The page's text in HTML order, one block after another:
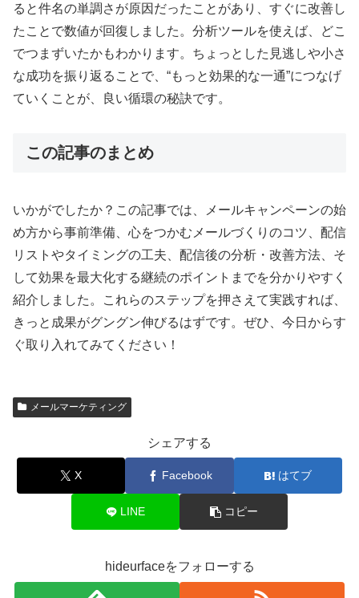
ると件名の単調さが原因だったことがあり、すぐに改善し
たことで数値が回復しました。分析ツールを使えば、どこ
でつまずいたかもわかります。ちょっとした見逃しや小さ
な成功を振り返ることで、“もっと効果的な一通”につなげ
ていくことが、良い循環の秘訣です。
この記事のまとめ
いかがでしたか？この記事では、メールキャンペーンの始
め方から事前準備、心をつかむメールづくりのコツ、配信
リストやタイミングの工夫、配信後の分析・改善方法、そ
して効果を最大化する継続のポイントまでを分かりやすく
紹介しました。これらのステップを押さえて実践すれば、
きっと成果がグングン伸びるはずです。ぜひ、今日からす
ぐ取り入れてみてください！
メールマーケティング
シェアする
X Facebook はてブ
LINE コピー
hideurfaceをフォローする